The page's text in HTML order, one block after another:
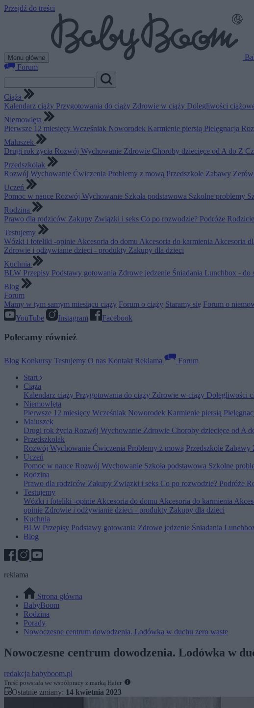
Przejdź do treści
Menu główne
Forum
Ciąża
Kalendarz ciąży Przygotowania do ciąży Zdrowie w ciąży Dolegliwości
Niemowlęta
Pierwsze 12 miesięcy Wcześniak Noworodek Karmienie piersią Pielęgnacja
Maluszek
Drugi rok życia Rozwój Wychowanie Zdrowie Choroby dziecięce od A do Z
Przedszkolak
Rozwój Wychowanie Ćwiczenia Problemy z mową Przedszkole Zabawy
Uczeń
Pomoc w nauce Rozwój Wychowanie Szkoła podstawowa Szkolne problemy
Rodzina
Prawo dla rodziców Zakupy Związki i seks Co po rozwodzie? Podróże
Testujemy
Wózki i foteliki -opinie Akcesoria do domu Akcesoria do karmienia Akcesoria
Zdrowie i odżywianie dzieci - produkty Zakupy dla dzieci
Kuchnia
BLW Przepisy Podstawy gotowania Zdrowe jedzenie Śniadania Lunchbox - do
Blog
Forum
Mamy w tym samym miesiącu ciąży Forum o ciąży Staramy się Forum o
YouTube
Instagram Facebook
Polecamy również
Blog Konkursy Testujemy O nas Kontakt Reklama
Forum
Start
Ciąża
Kalendarz ciąży Przygotowania do ciąży Zdrowie w ciąży Dolegliwości
Niemowlęta
Pierwsze 12 miesięcy Wcześniak Noworodek Karmienie piersią
Maluszek
Drugi rok życia Rozwój Wychowanie Zdrowie Choroby dziecięce od A
Przedszkolak
Rozwój Wychowanie Ćwiczenia Problemy z mową Przedszkole Zabawy
Uczeń
Pomoc w nauce Rozwój Wychowanie Szkoła podstawowa Szkolne
Rodzina
Prawo dla rodziców Zakupy Związki i seks Co po rozwodzie? Podróże
Testujemy
Wózki i foteliki -opinieAkcesoria do domu Akcesoria do karmienia
opinie Zdrowie i odżywianie dzieci - produkty Zakupy dla dzieci
Kuchnia
BLW Przepisy Podstawy gotowania Zdrowe jedzenie Śniadania
Blog
reklama
Strona główna
BabyBoom
Rodzina
Porady
Nowoczesne centrum dowodzenia. Lodówka w duchu zero waste
Nowoczesne centrum dowodzenia. Lodówka w
redakcja babyboom.pl
Treść powstała we współpracy z marką Haier
Ostatnie zmiany: 14 kwietnia 2023